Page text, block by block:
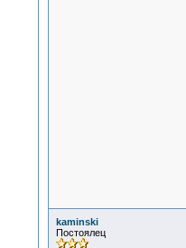
kaminski
Постоялец